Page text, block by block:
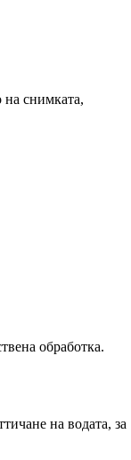
на снимката,
обработка.
на водата, за